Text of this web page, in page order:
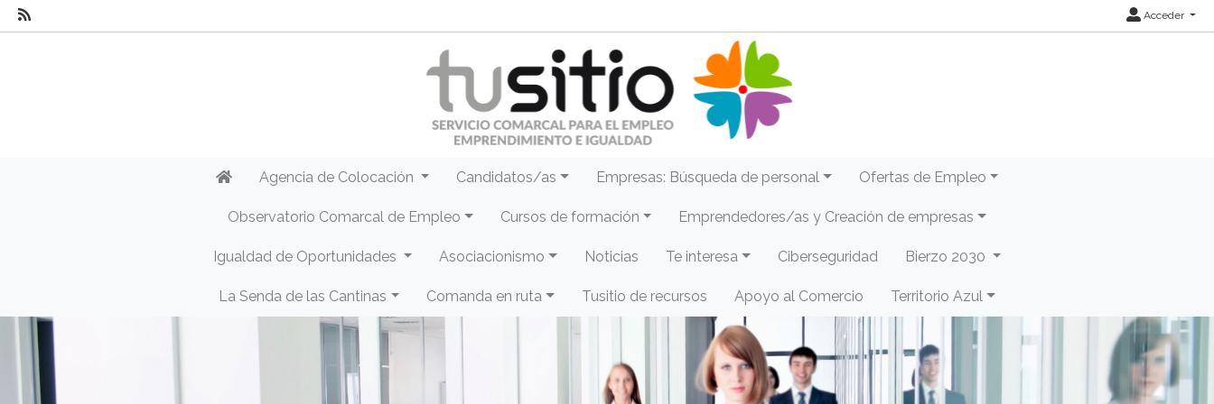
Acceder
Agencia de Colocación Candidatos/as Empresas: Búsqueda de personal Ofertas de Empleo
Observatorio Comarcal de Empleo Cursos de formación Emprendedores/as y Creación de empresas
Igualdad de Oportunidades Asociacionismo Noticias Te interesa Ciberseguridad Bierzo 2030
La Senda de las Cantinas Comanda en ruta Tusitio de recursos Apoyo al Comercio Territorio Azul